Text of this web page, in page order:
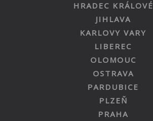
HRADEC KRÁLOVÉ
JIHLAVA
KARLOVY VARY
LIBEREC
OLOMOUC
OSTRAVA
PARDUBICE
PLZEŇ
PRAHA